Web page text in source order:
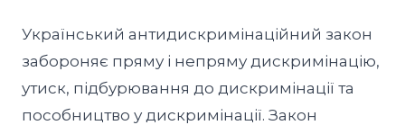
Український антидискримінаційний закон
забороняє пряму і непряму дискримінацію,
утиск, підбурювання до дискримінації та
пособництво у дискримінації. Закон